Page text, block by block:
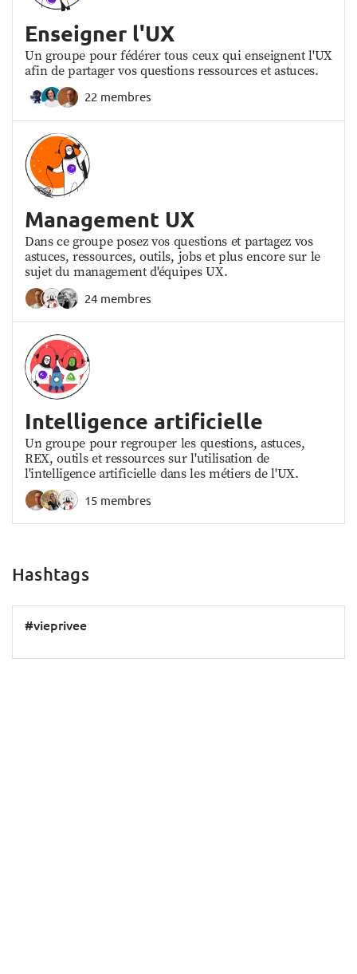
Enseigner l'UX
Un groupe pour fédérer tous ceux qui enseignent l'UX
afin de partager vos questions ressources et astuces.
22 membres
Management UX
Dans ce groupe posez vos questions et partagez vos
astuces, ressources, outils, jobs et plus encore sur le
sujet du management d'équipes UX.
24 membres
Intelligence artificielle
Un groupe pour regrouper les questions, astuces,
REX, outils et ressources sur l'utilisation de
l'intelligence artificielle dans les métiers de l'UX.
15 membres
Hashtags
#vieprivee